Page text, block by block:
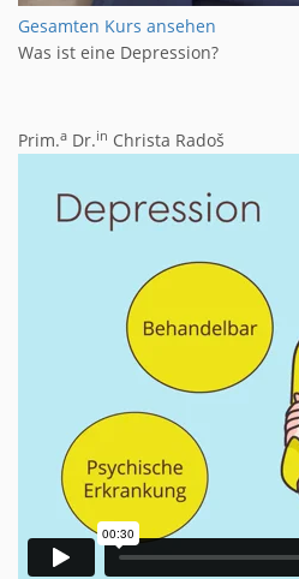
Gesamten Kurs ansehen
Was ist eine Depression?
Prim.a Dr.in Christa Radoš